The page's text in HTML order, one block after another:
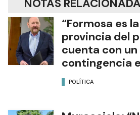
NOTAS
“Formosa es
provincia del
cuenta con un
contingencia
POLÍTICA